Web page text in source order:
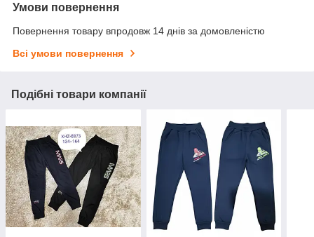
Умови повернення
Повернення товару впродовж 14 днів за домовленістю
Всі умови повернення
Подібні товари компанії